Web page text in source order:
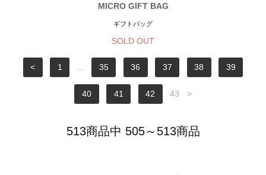
MICRO GIFT BAG
ギフトバッグ
SOLD OUT
< 1 35 36 37 38 39
40 41 42 43 >
513商品中 505～513商品